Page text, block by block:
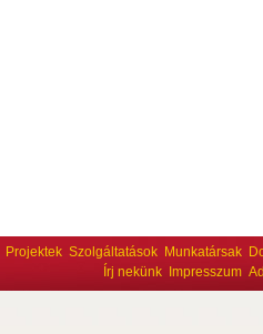
Projektek Szolgáltatások Munkatársak
Írj nekünk
Impresszum